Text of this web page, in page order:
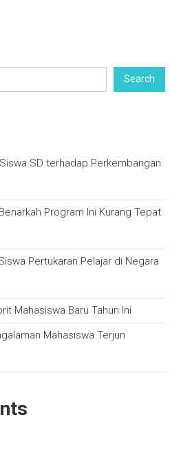
Search
SD terhadap Perkembangan
Program Ini Kurang Tepat
Pertukaran Pelajar di Negara
Mahasiswa Baru Tahun Ini
Mahasiswa Terjun